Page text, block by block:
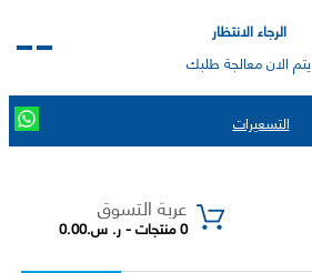
الرجاء الانتظار
يتم الان معالجة طلبك
التسعيرات
عربة التسوق
0 منتجات - ر. س.0.00